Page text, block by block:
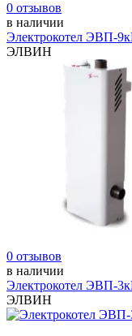
0 отзывов
в наличии
Электрокотел ЭВП-
ЭЛВИН
0 отзывов
в наличии
Электрокотел ЭВП-
ЭЛВИН